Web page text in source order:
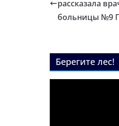
рассказала
больницы №9
Берегите лес!